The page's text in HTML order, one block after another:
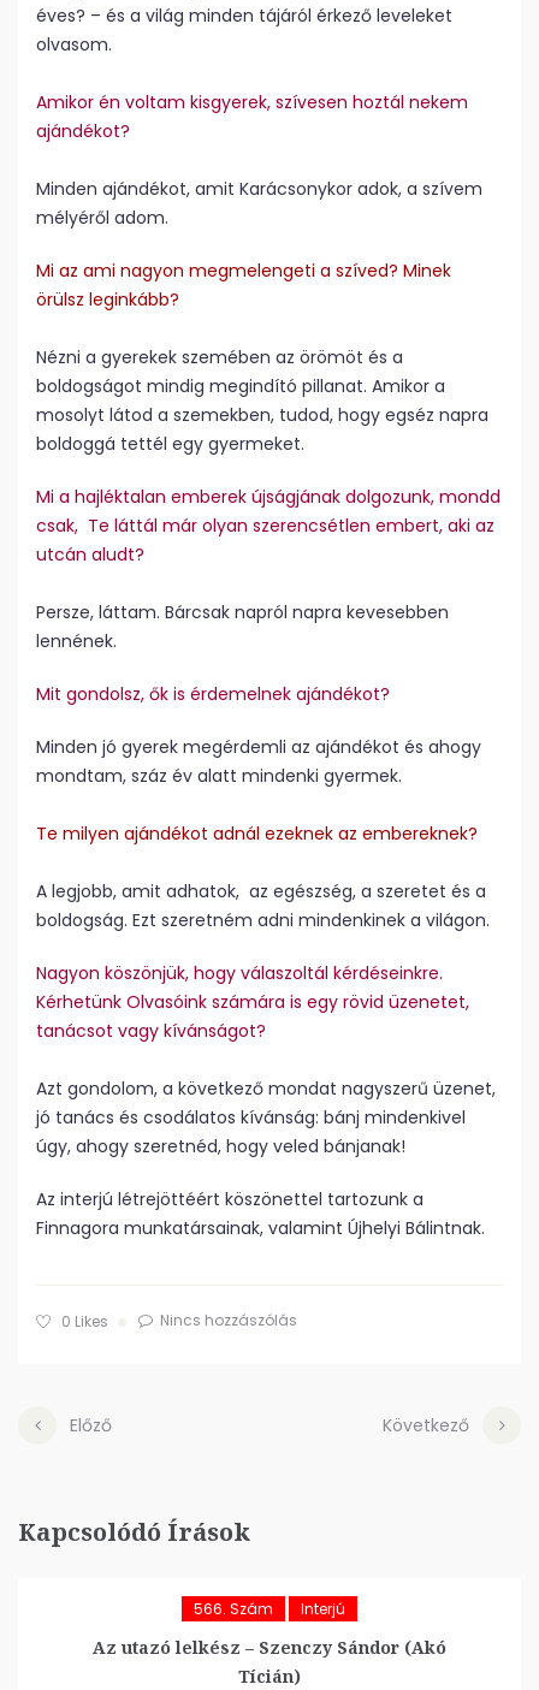
éves? – és a világ minden tájáról érkező leveleket
olvasom.
Amikor én voltam kisgyerek, szívesen hoztál nekem
ajándékot?
Minden ajándékot, amit Karácsonykor adok, a szívem
mélyéről adom.
Mi az ami nagyon megmelengeti a szíved? Minek
örülsz leginkább?
Nézni a gyerekek szemében az örömöt és a
boldogságot mindig megindító pillanat. Amikor a
mosolyt látod a szemekben, tudod, hogy egséz napra
boldoggá tettél egy gyermeket.
Mi a hajléktalan emberek újságjának dolgozunk, mondd
csak, Te láttál már olyan szerencsétlen embert, aki az
utcán aludt?
Persze, láttam. Bárcsak napról napra kevesebben
lennének.
Mit gondolsz, ők is érdemelnek ajándékot?
Minden jó gyerek megérdemli az ajándékot és ahogy
mondtam, száz év alatt mindenki gyermek.
Te milyen ajándékot adnál ezeknek az embereknek?
A legjobb, amit adhatok, az egészség, a szeretet és a
boldogság. Ezt szeretném adni mindenkinek a világon.
Nagyon köszönjük, hogy válaszoltál kérdéseinkre.
Kérhetünk Olvasóink számára is egy rövid üzenetet,
tanácsot vagy kívánságot?
Azt gondolom, a következő mondat nagyszerű üzenet,
jó tanács és csodálatos kívánság: bánj mindenkivel
úgy, ahogy szeretnéd, hogy veled bánjanak!
Az interjú létrejöttéért köszönettel tartozunk a
Finnagora munkatársainak, valamint Újhelyi Bálintnak.
0 Likes Nincs hozzászólás
Előző Következő
Kapcsolódó Írások
566. Szám Interjú
Az utazó lelkész – Szenczy Sándor (Akó
Tícián)